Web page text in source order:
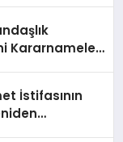
Kararnameleri
İstifasının